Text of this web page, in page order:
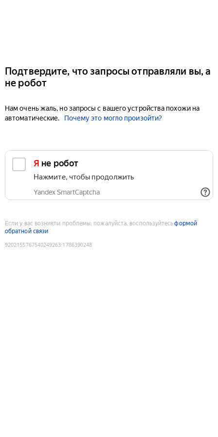
Подтвердите, что запросы отправляли вы, а
не робот
Нам очень жаль, но запросы с вашего устройства похожи на
автоматические.
Почему это могло произойти?
Я не робот
Нажмите, чтобы продолжить
Yandex SmartCaptcha
Если у вас возникли проблемы, пожалуйста, воспользуйтесьформой
обратной связи
9202155767540249263:1786390248